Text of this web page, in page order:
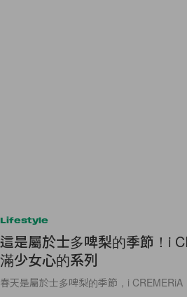
Lifestyle
這是屬於士多啤梨的季節！i
滿少女心的系列
春天是屬於士多啤梨的季節，i CREMERiA